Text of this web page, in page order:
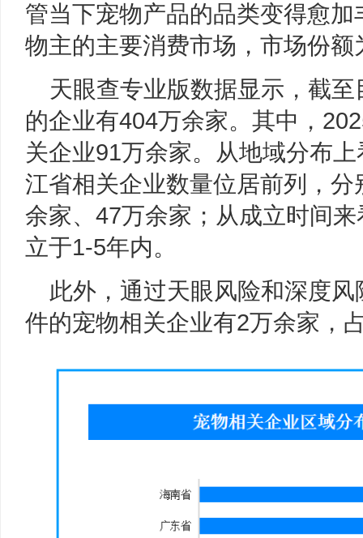
管当下宠物产品的品类变得愈
物主的主要消费市场，市场份额
天眼查专业版数据显示，截
的企业有404万余家。其中，
关企业91万余家。从地域分布
江省相关企业数量位居前列，
余家、47万余家；从成立时间
立于1-5年内。
此外，通过天眼风险和深度
件的宠物相关企业有2万余家，